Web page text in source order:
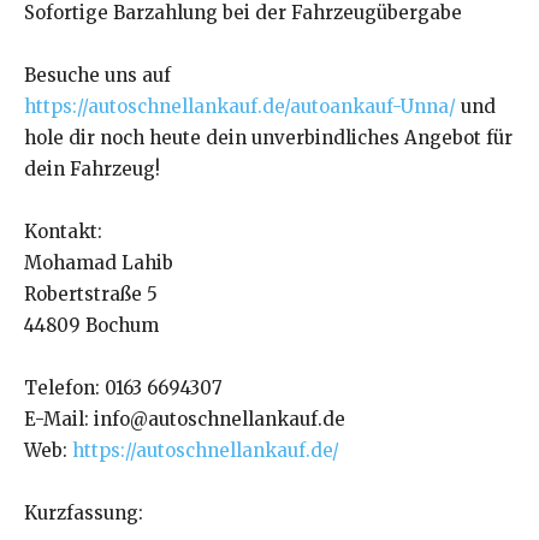
Sofortige Barzahlung bei der Fahrzeugübergabe
Besuche uns auf
https://autoschnellankauf.de/autoankauf-Unna/ und
hole dir noch heute dein unverbindliches Angebot für
dein Fahrzeug!
Kontakt:
Mohamad Lahib
Robertstraße 5
44809 Bochum
Telefon: 0163 6694307
E-Mail: info@autoschnellankauf.de
Web: https://autoschnellankauf.de/
Kurzfassung: